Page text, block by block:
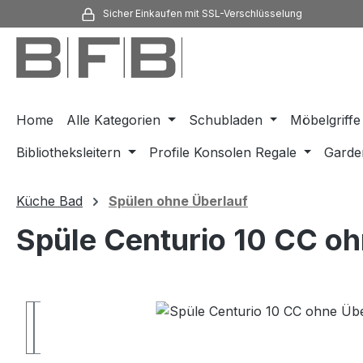
Hauptinhalt springen
Zur Suche springen
Zur Hauptnavigation springen
Sicher Einkaufen mit SSL-Verschlüsselung
Home Alle Kategorien Schubladen Möbelgriffe
Bibliotheksleitern
Profile Konsolen Regale
Küche Bad Spülen ohne Überlauf
Spüle Centurio 10 CC